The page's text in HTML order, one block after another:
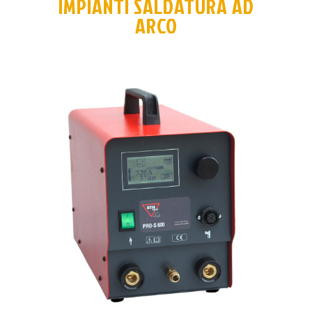
IMPIANTI SALDATURA AD
ARCO